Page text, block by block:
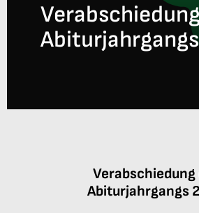
International
Informationen
Verabschiedung
Abiturjahrgangs